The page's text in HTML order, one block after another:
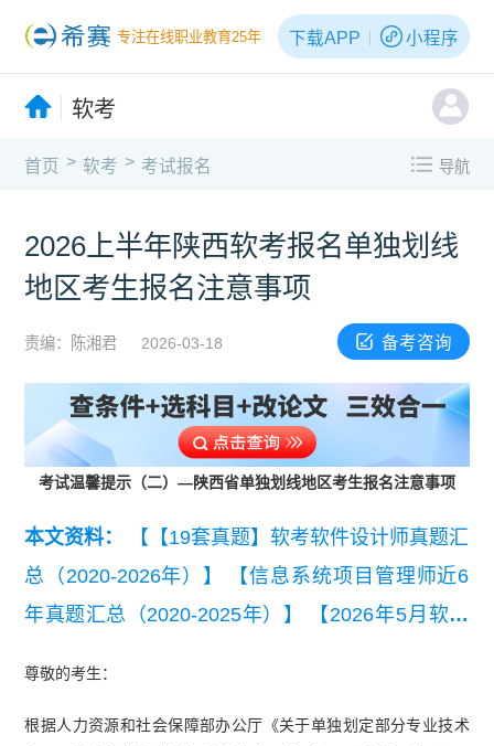
专注在线职业教育25年 下载APP 小程序
软考
首页 > 软考 > 考试报名 导航
2026上半年陕西软考报名单独划线
地区考生报名注意事项
责编：陈湘君 2026-03-18 备考咨询
考试温馨提示（二）—陕西省单独划线地区考生报名注意事项
本文资料：
【【19套真题】软考软件设计师真题汇
总（2020-2026年）】
【信息系统项目管理师近6
年真题汇总（2020-2025年）】
【2026年5月软考
程师真题汇总（2020-2025年）】
尊敬的考生：
根据人力资源和社会保障部办公厅《关于单独划定部分专业技术